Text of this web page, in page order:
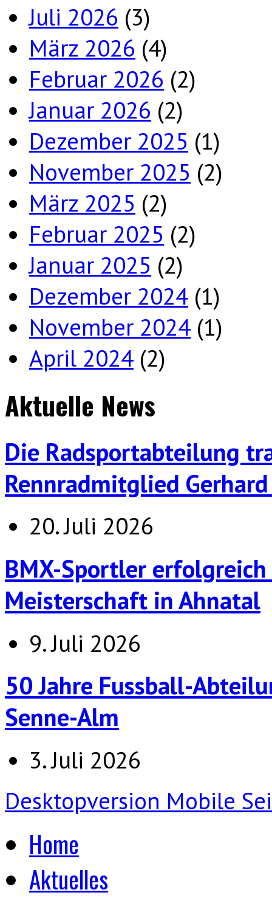
Juli 2026 (3)
März 2026 (4)
Februar 2026 (2)
Januar 2026 (2)
Dezember 2025 (1)
November 2025 (2)
März 2025 (2)
Februar 2025 (2)
Januar 2025 (2)
Dezember 2024 (1)
November 2024 (1)
April 2024 (2)
Aktuelle News
Die Radsportabteilung
Rennradmitglied
20. Juli 2026
BMX-Sportler
Meisterschaft in Ahnatal
9. Juli 2026
50 Jahre Fussball-
Senne-Alm
3. Juli 2026
Desktopversion Mobile
Home
Aktuelles